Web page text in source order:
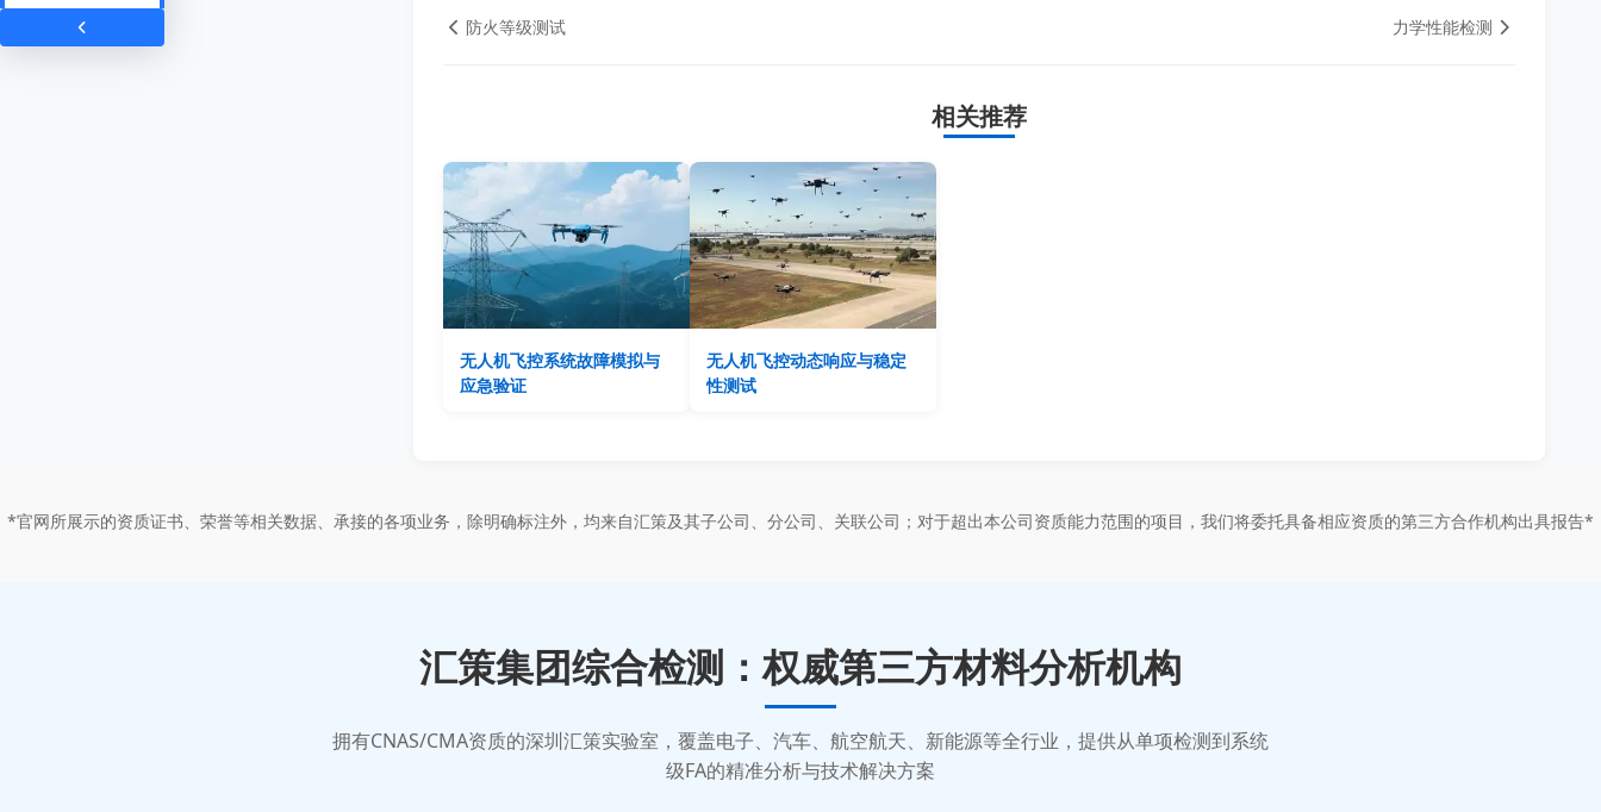
防火等级测试 力学性能检测
相关推荐
无人机飞控系统故障模拟与
应急验证
无人机飞控动态响应与稳定
性测试
*官网所展示的资质证书、荣誉等相关数据、承接的各项业务，除明确标注外，均来自汇策及其子公司、分公司、关联公司；对于超出本公司资质能力范围的项目，我们将委托具备相应资质的第三方合作机构出具报告*
汇策集团综合检测：权威第三方材料分析机构
拥有CNAS/CMA资质的深圳汇策实验室，覆盖电子、汽车、航空航天、新能源等全行业，提供从单项检测到系统
级FA的精准分析与技术解决方案